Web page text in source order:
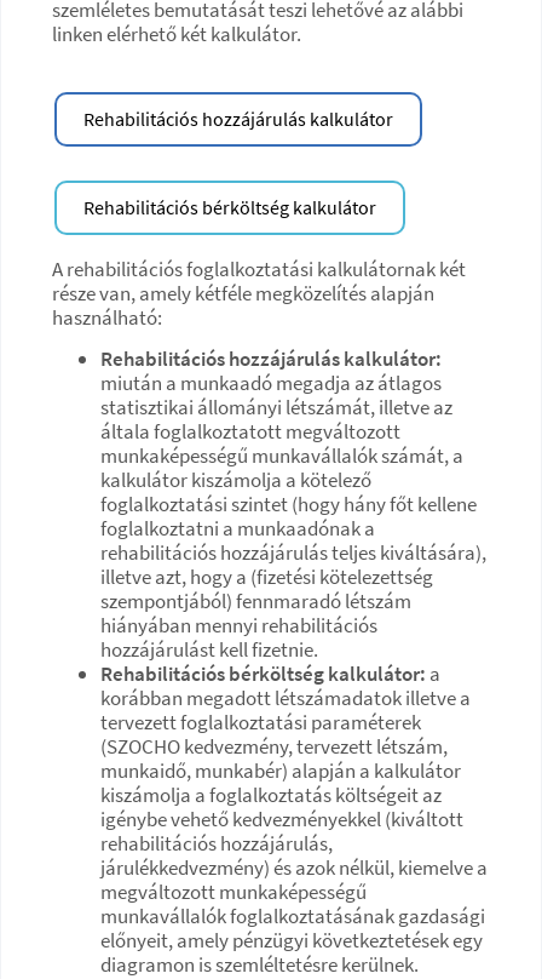
szemléletes bemutatását teszi lehetővé az alábbi
linken elérhető két kalkulátor.
Rehabilitációs hozzájárulás kalkulátor
Rehabilitációs bérköltség kalkulátor
A rehabilitációs foglalkoztatási kalkulátornak két
része van, amely kétféle megközelítés alapján
használható:
Rehabilitációs hozzájárulás kalkulátor:
miután a munkaadó megadja az átlagos
statisztikai állományi létszámát, illetve az
általa foglalkoztatott megváltozott
munkaképességű munkavállalók számát, a
kalkulátor kiszámolja a kötelező
foglalkoztatási szintet (hogy hány főt kellene
foglalkoztatni a munkaadónak a
rehabilitációs hozzájárulás teljes kiváltására),
illetve azt, hogy a (fizetési kötelezettség
szempontjából) fennmaradó létszám
hiányában mennyi rehabilitációs
hozzájárulást kell fizetnie.
Rehabilitációs bérköltség kalkulátor: a
korábban megadott létszámadatok illetve a
tervezett foglalkoztatási paraméterek
(SZOCHO kedvezmény, tervezett létszám,
munkaidő, munkabér) alapján a kalkulátor
kiszámolja a foglalkoztatás költségeit az
igénybe vehető kedvezményekkel (kiváltott
rehabilitációs hozzájárulás,
járulékkedvezmény) és azok nélkül, kiemelve a
megváltozott munkaképességű
munkavállalók foglalkoztatásának gazdasági
előnyeit, amely pénzügyi következtetések egy
diagramon is szemléltetésre kerülnek.